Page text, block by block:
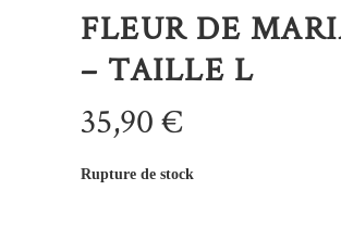
FLEUR DE
– TAILLE L
35,90€
Rupture de stock